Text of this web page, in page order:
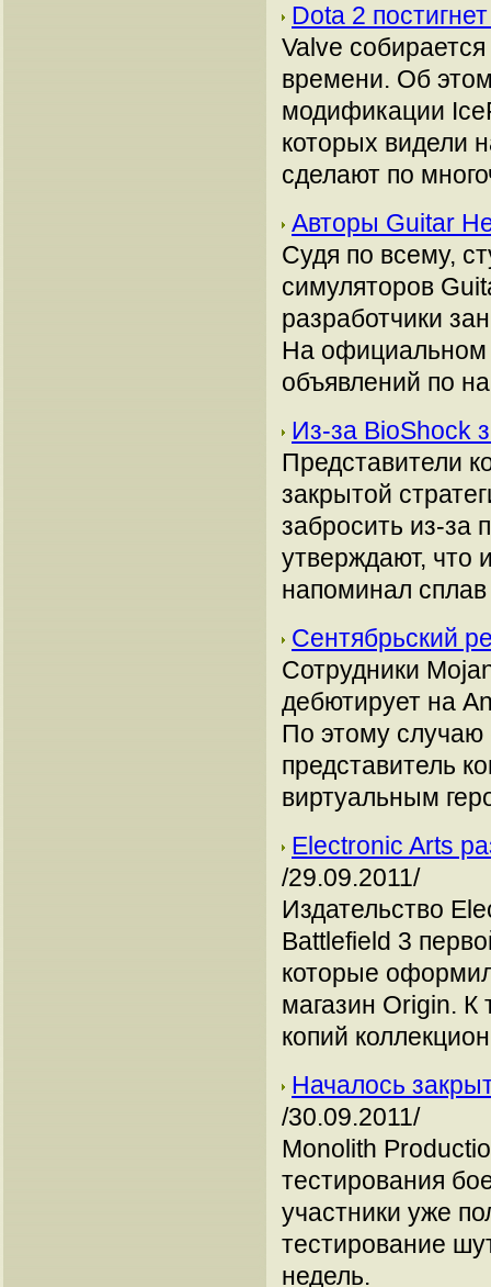
Dota 2
Valve
времени. Об
модификации
которых видели
сделают по
Авторы Guitar
Судя по всему,
симуляторов
разработчики
На официальном
объявлений по
Из-за BioShock
Представители
закрытой
забросить из-за
утверждают, что
напоминал
Сентябрьский
Сотрудники
дебютирует на
По этому случаю
представитель
виртуальным
Electronic Arts
/29.09.2011/
Издательство
Battlefield 3
которые
магазин Origin.
копий
Началось
/30.09.2011/
Monolith
тестирования
участники уже
тестирование
недель.